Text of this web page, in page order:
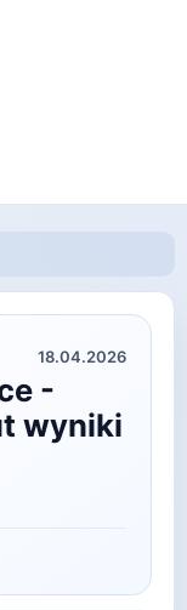
18.04.2026
-
wyniki